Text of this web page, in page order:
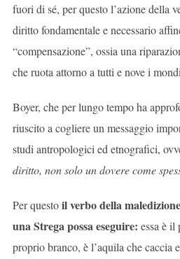
fuori di sé, per questo l’azione della
diritto fondamentale e necessario
“compensazione”, ossia una
che ruota attorno a tutti e nove i
Boyer, che per lungo tempo ha
riuscito a cogliere un messaggio
studi antropologici ed etnografici,
diritto, non solo un dovere come
Per questoil verbo della
una Strega possa eseguire: essa è il
proprio branco, è l’aquila che caccia